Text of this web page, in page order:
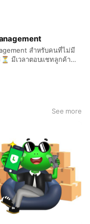
Name, Premium ID) ✅
(Add on) ✅ 3 Card
5,000 บาท * แก้งานได้ 3
หรับคนที่ไม่มี
มีเวลาตอบแชทลูกค้า
Survey - Step Message
- Operating for any
✅ ซื้อ Premium ID และ
เงิน) ✅ ดำเนินการและ
ารเติบโตบนแพลตฟอร์ม
เดีย และ Key message
น 3 ครั้งต่อ content) ✅
ได้ไม่เกิน 10 contents
รปฏิบัติงานประจำเดือน ✅
ธิภาพในทุกๆเดือน ✅ ซื้อ
See more